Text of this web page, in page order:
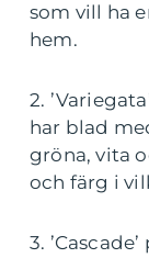
som vill ha
hem.
2.
har blad
gröna, vita
och färg i
3.